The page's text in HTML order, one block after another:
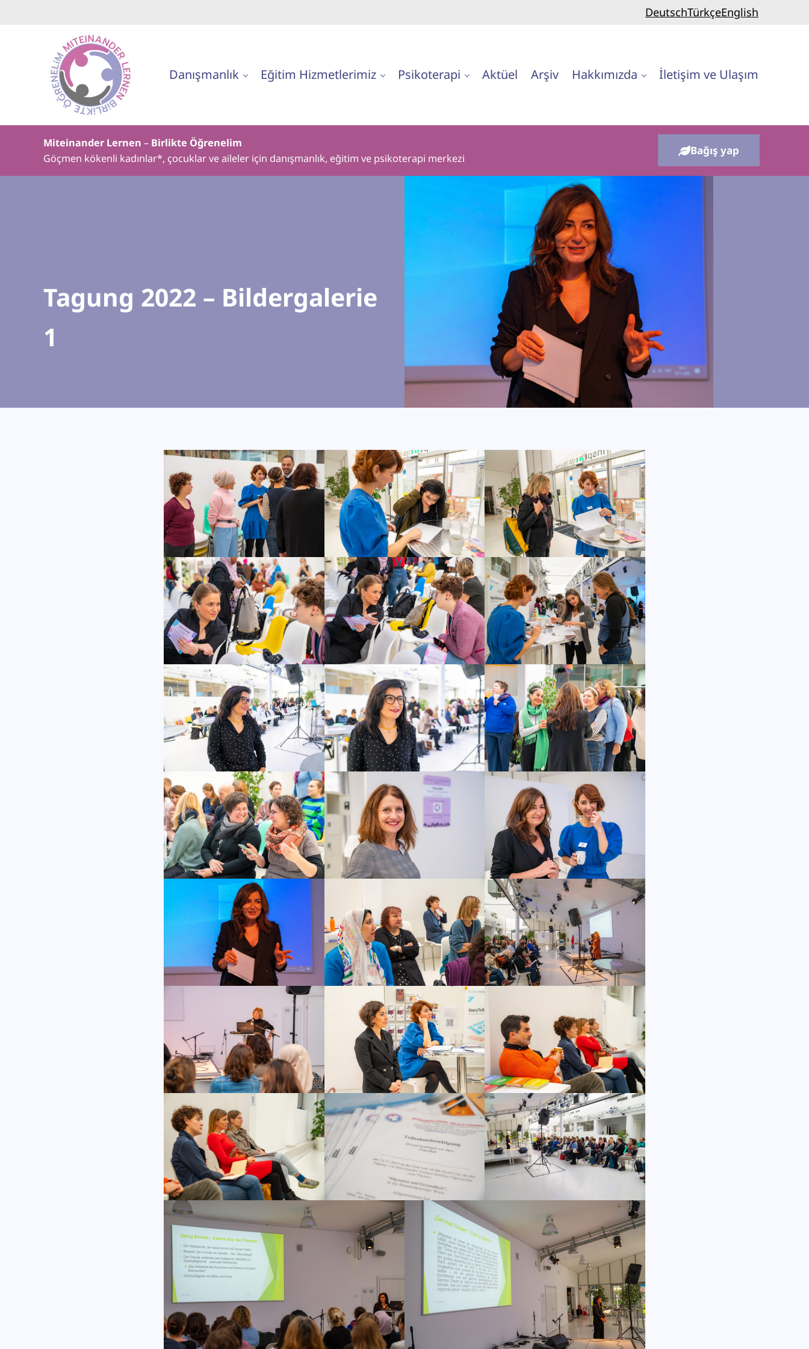
DeutschTürkçeEnglish
Danışmanlık Eğitim Hizmetlerimiz Psikoterapi Aktüel Arşiv Hakkımızda İletişim ve Ulaşım
Miteinander Lernen – Birlikte Öğrenelim
Göçmen kökenli kadınlar*, çocuklar ve aileler için danışmanlık, eğitim ve psikoterapi merkezi
Bağış yap
Tagung 2022 – Bildergalerie
1